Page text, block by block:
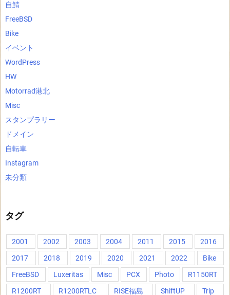
自鯖
FreeBSD
Bike
イベント
WordPress
HW
Motorrad港北
Misc
スタンプラリー
ドメイン
自転車
Instagram
未分類
タグ
2001 2002 2003 2004 2011 2015
2016
2017
2018 2019 2020 2021 2022
Bike
FreeBSD
Luxeritas Misc PCX Photo
R1150RT
R1200RT
R1200RTLC RISE福島 ShiftUP Trip